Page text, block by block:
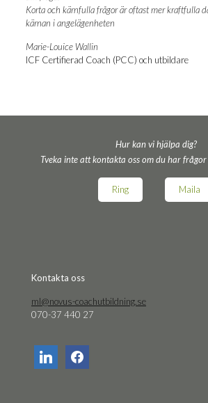
Kor­ta och kärn­ful­la frå­gor är oftast mer kraft­ful­la
kär­nan i angelägenheten
Marie-Louice Wal­lin
ICF Cer­ti­fi­e­rad Coach (PCC) och utbildare
Hur kan vi hjälpa dig?
Tveka inte att kontakta oss om du har
Ring Maila
Kon­tak­ta oss
ml@novus-coachutbildning.se
070-37 440 27
linkedin facebook